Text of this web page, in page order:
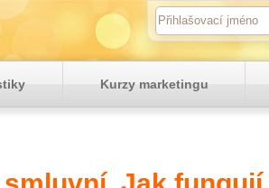
Kurzy marketingu